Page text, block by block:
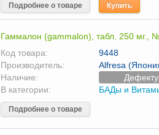
Подробнее о товаре Купить
Гаммалон (gammalon), табл. 250 мг.,
Код товара:
9448
Производитель:
Alfresa
Наличие:
В категории:
БАДы и
Подробнее о товаре